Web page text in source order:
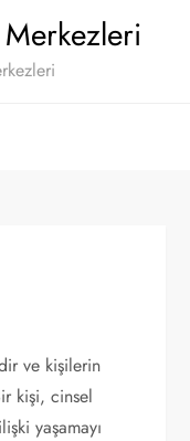
ve kişilerin
kişi, cinsel
yaşamayı